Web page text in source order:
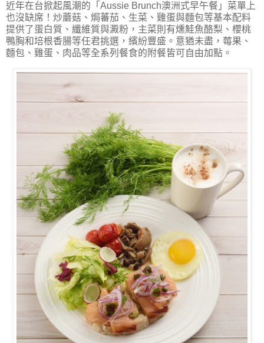
近年在台掀起風潮的「Aussie Brunch澳洲式早午餐」菜單上
也沒缺席！炒蘑菇、焗蕃茄、生菜、雞蛋與麵包等基本配料
提供了蛋白質、纖維質與澱粉，主菜則有燻鮭魚酪梨、櫻桃
鴨胸和培根香腸等任君挑選，繽紛豐盛。意猶未盡，莓果、
麵包、雞蛋、肉品等全系列餐食的附餐皆可自由加點。